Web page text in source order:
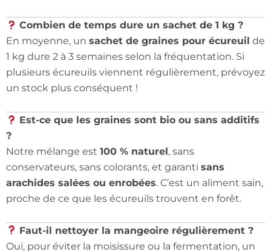
Combien de temps dure un sachet de 1 kg ?
En moyenne, un sachet de graines pour écureuil de
1 kg dure 2 à 3 semaines selon la fréquentation. Si
plusieurs écureuils viennent régulièrement, prévoyez
un stock plus conséquent !
Est-ce que les graines sont bio ou sans additifs
?
Notre mélange est 100 % naturel, sans
conservateurs, sans colorants, et garanti sans
arachides salées ou enrobées. C’est un aliment sain,
proche de ce que les écureuils trouvent en forêt.
Faut-il nettoyer la mangeoire régulièrement ?
Oui, pour éviter la moisissure ou la fermentation, un